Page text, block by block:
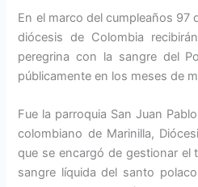
En el marco del cumpleaños 97
diócesis de Colombia
peregrina con la sangre del
públicamente en los meses de
Fue la parroquia San Juan
colombiano de Marinilla,
que se encargó de gestionar el
sangre líquida del santo